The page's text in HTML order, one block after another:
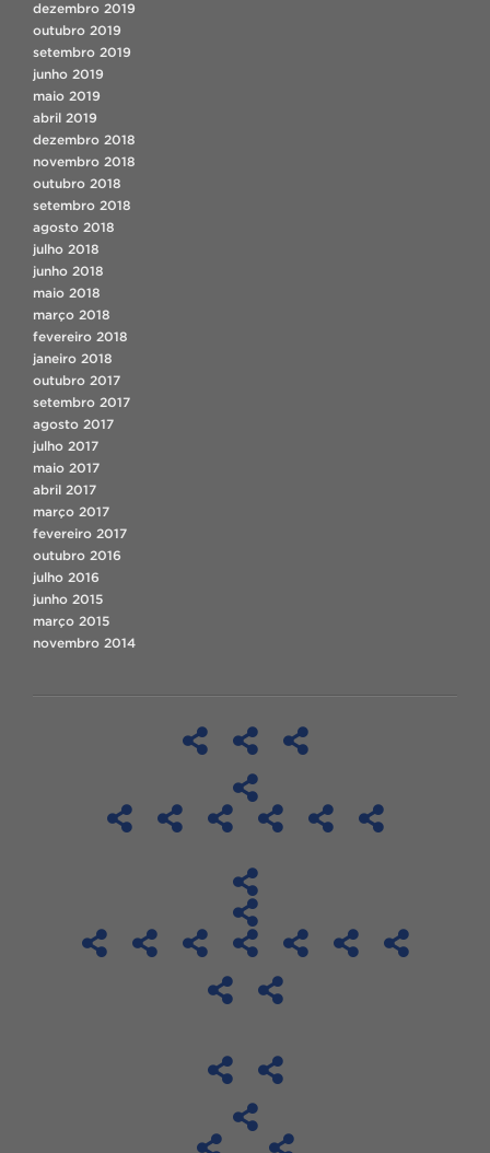
dezembro 2019
outubro 2019
setembro 2019
junho 2019
maio 2019
abril 2019
dezembro 2018
novembro 2018
outubro 2018
setembro 2018
agosto 2018
julho 2018
junho 2018
maio 2018
março 2018
fevereiro 2018
janeiro 2018
outubro 2017
setembro 2017
agosto 2017
julho 2017
maio 2017
abril 2017
março 2017
fevereiro 2017
outubro 2016
julho 2016
junho 2015
março 2015
novembro 2014